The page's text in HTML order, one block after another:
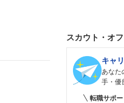
スカウト・オ
キャ
あなた
手・優
転職サポ